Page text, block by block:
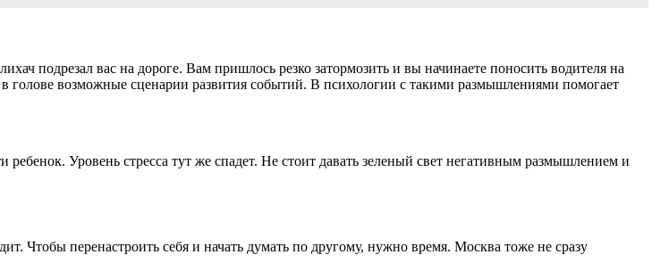
подрезал вас на дороге. Вам пришлось резко затормозить и вы начинаете поносить водителя на
голове возможные сценарии развития событий. В психологии с такими размышлениями помогает
Уровень стресса тут же спадет. Не стоит давать зеленый свет негативным размышлением и
Чтобы перенастроить себя и начать думать по другому, нужно время. Москва тоже не сразу